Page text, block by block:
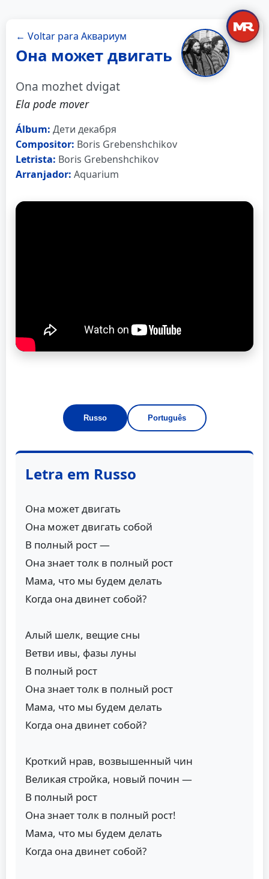
← Voltar para Аквариум
Она может двигать
Ona mozhet dvigat
Ela pode mover
Álbum: Дети декабря
Compositor: Boris Grebenshchikov
Letrista: Boris Grebenshchikov
Arranjador: Aquarium
Russo Português
Letra em Russo
Она может двигать
Она может двигать собой
В полный рост —
Она знает толк в полный рост
Мама, что мы будем делать
Когда она двинет собой?
Алый шелк, вещие сны
Ветви ивы, фазы луны
В полный рост
Она знает толк в полный рост
Мама, что мы будем делать
Когда она двинет собой?
Кроткий нрав, возвышенный чин
Великая стройка, новый почин —
В полный рост
Она знает толк в полный рост!
Мама, что мы будем делать
Когда она двинет собой?